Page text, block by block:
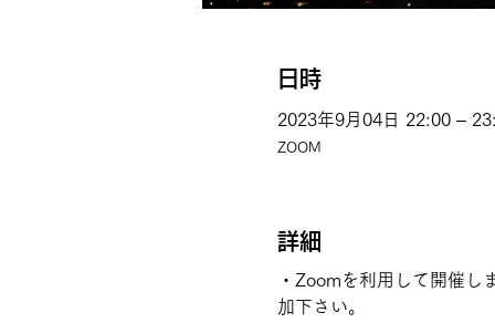
日時
2023年9月04日 22:00 –
ZOOM
詳細
・Zoomを利用して開催し
加下さい。